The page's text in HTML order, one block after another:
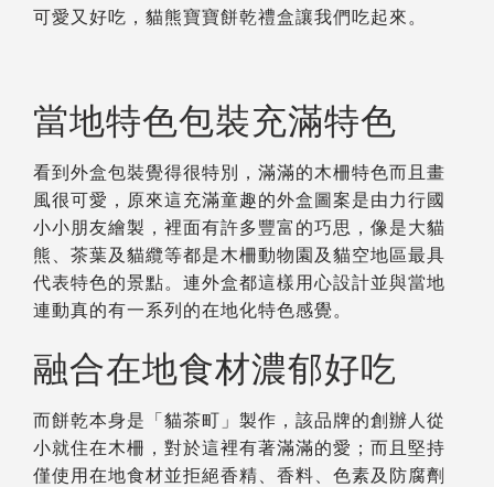
可愛又好吃，貓熊寶寶餅乾禮盒讓我們吃起來。
當地特色包裝充滿特色
看到外盒包裝覺得很特別，滿滿的木柵特色而且畫
風很可愛，原來這充滿童趣的外盒圖案是由力行國
小小朋友繪製，裡面有許多豐富的巧思，像是大貓
熊、茶葉及貓纜等都是木柵動物園及貓空地區最具
代表特色的景點。連外盒都這樣用心設計並與當地
連動真的有一系列的在地化特色感覺。
融合在地食材濃郁好吃
而餅乾本身是「貓茶町」製作，該品牌的創辦人從
小就住在木柵，對於這裡有著滿滿的愛；而且堅持
僅使用在地食材並拒絕香精、香料、色素及防腐劑